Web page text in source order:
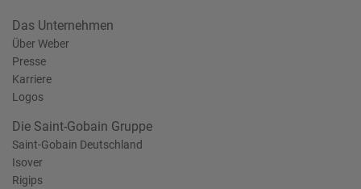
Das Unternehmen
Über Weber
Presse
Karriere
Logos
Die Saint-Gobain Gruppe
Saint-Gobain Deutschland
Isover
Rigips